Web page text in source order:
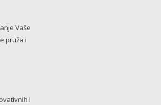
Vaše
pruža i
i